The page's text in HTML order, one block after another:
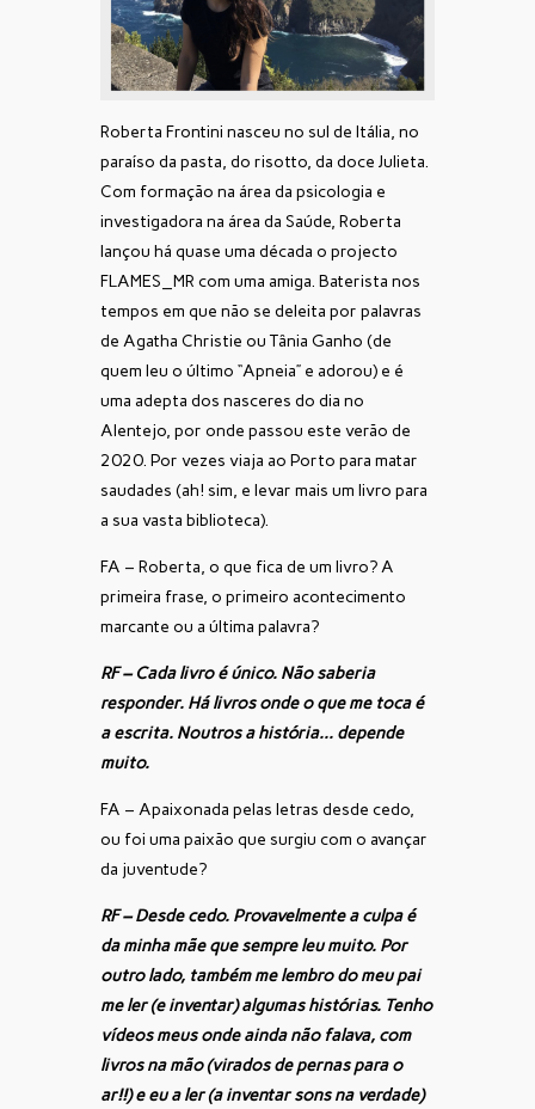
Roberta Frontini nasceu no sul de Itália, no
paraíso da pasta, do risotto, da doce Julieta.
Com formação na área da psicologia e
investigadora na área da Saúde, Roberta
lançou há quase uma década o projecto
FLAMES_MR com uma amiga. Baterista nos
tempos em que não se deleita por palavras
de Agatha Christie ou Tânia Ganho (de
quem leu o último “Apneia” e adorou) e é
uma adepta dos nasceres do dia no
Alentejo, por onde passou este verão de
2020. Por vezes viaja ao Porto para matar
saudades (ah! sim, e levar mais um livro para
a sua vasta biblioteca).
FA – Roberta, o que fica de um livro? A
primeira frase, o primeiro acontecimento
marcante ou a última palavra?
RF – Cada livro é único. Não saberia
responder. Há livros onde o que me toca é
a escrita. Noutros a história… depende
muito.
FA – Apaixonada pelas letras desde cedo,
ou foi uma paixão que surgiu com o avançar
da juventude?
RF – Desde cedo. Provavelmente a culpa é
da minha mãe que sempre leu muito. Por
outro lado, também me lembro do meu pai
me ler (e inventar) algumas histórias. Tenho
vídeos meus onde ainda não falava, com
livros na mão (virados de pernas para o
ar!!) e eu a ler (a inventar sons na verdade)